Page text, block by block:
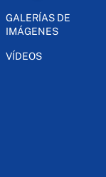
GALERÍAS DE
IMÁGENES
VÍDEOS